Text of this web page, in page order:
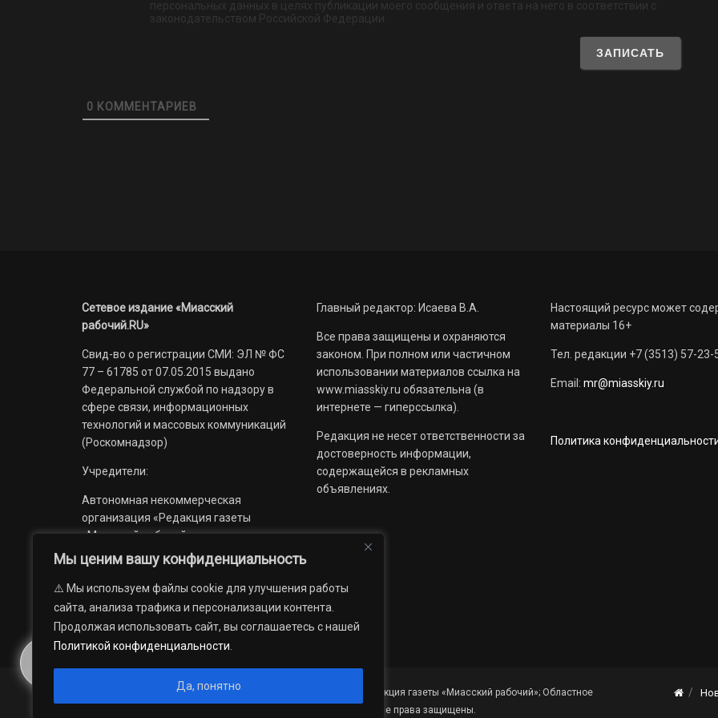
Мы ценим вашу конфиденциальность
⚠️ Мы используем файлы cookie для улучшения работы
сайта, анализа трафика и персонализации контента.
Продолжая использовать сайт, вы соглашаетесь с нашей
Политикой конфиденциальности
Да, понятно
персональных данных в целях публикации моего сообщения и ответа на него в соответствии с
законодательством Российской Федерации.
0 КОММЕНТАРИЕВ
Сетевое издание «Миасский
рабочий.RU»
Свид-во о регистрации СМИ: ЭЛ № ФС
77 – 61785 от 07.05.2015 выдано
Федеральной службой по надзору в
сфере связи, информационных
технологий и массовых коммуникаций
(Роскомнадзор)
Учредители:
Автономная некоммерческая
организация «Редакция газеты
«Миасский рабочий»;
Областное государственное
учреждение «Издательский дом
«Губерния».
Главный редактор: Исаева В.А.
Все права защищены и охраняются
законом. При полном или частичном
использовании материалов ссылка на
www.miasskiy.ru обязательна (в
интернете — гиперссылка).
Редакция не несет ответственности за
достоверность информации,
содержащейся в рекламных
объявлениях.
Настоящий ресурс может
материалы 16+
Тел. редакции +7 (3513) 57-23-
Email: mr@miasskiy.ru
Политика
© 2012 — 2026. Автономная некоммерческая организация «Редакция газеты «Миасский рабочий»; Областное
государственное учреждение «Издательский дом «Губерния». Все права защищены.